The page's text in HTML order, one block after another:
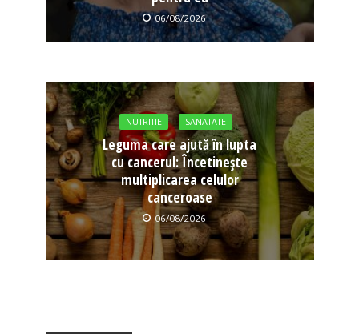
06/08/2026
NUTRITIE SANATATE
Leguma care ajută în lupta
cu cancerul: Încetinește
multiplicarea celulor
canceroase
06/08/2026